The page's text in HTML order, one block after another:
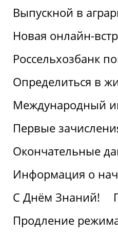
Выпускной в
Новая онлайн-
Россельхозбанк
Определиться в
Международный
Первые
Окончательные
Информация о
С Днём Знаний!
Продление